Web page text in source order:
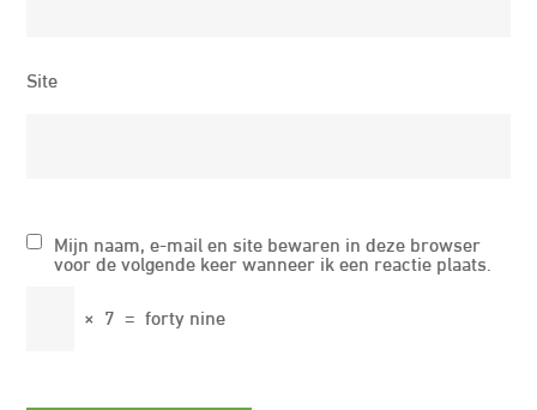
Site
Mijn naam, e-mail en site bewaren in deze browser
voor de volgende keer wanneer ik een reactie plaats.
× 7 = forty nine